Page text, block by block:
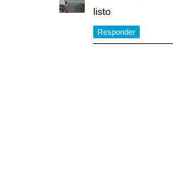
listo
Responder